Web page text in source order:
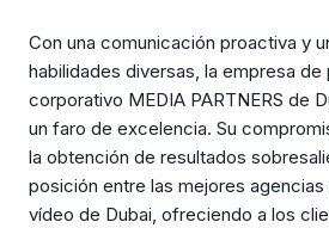
Con una comunicación proactiva y
habilidades diversas, la empresa
corporativo MEDIA PARTNERS de
un faro de excelencia. Su
la obtención de resultados
posición entre las mejores
vídeo de Dubai, ofreciendo a los